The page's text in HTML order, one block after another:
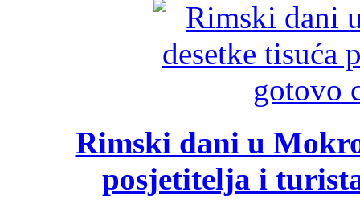
Rimski dani u
posjetitelja i